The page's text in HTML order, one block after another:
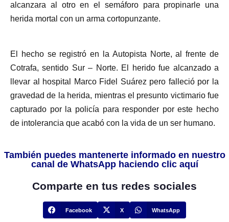
alcanzara al otro en el semáforo para propinarle una
herida mortal con un arma cortopunzante.
El hecho se registró en la Autopista Norte, al frente de
Cotrafa, sentido Sur – Norte. El herido fue alcanzado a
llevar al hospital Marco Fidel Suárez pero falleció por la
gravedad de la herida, mientras el presunto victimario fue
capturado por la policía para responder por este hecho
de intolerancia que acabó con la vida de un ser humano.
También puedes mantenerte informado en nuestro
canal de WhatsApp haciendo clic aquí
Comparte en tus redes sociales
Facebook X WhatsApp